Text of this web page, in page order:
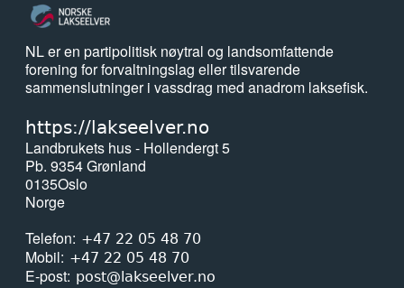
NL er en partipolitisk nøytral og landsomfattende
forening for forvaltningslag eller tilsvarende
sammenslutninger i vassdrag med anadrom laksefisk.
https://lakseelver.no
Landbrukets hus - Hollendergt 5
Pb. 9354 Grønland
0135Oslo
Norge
Telefon
+47 22 05 48 70
Mobil +47 22 05 48 70
E-post post@lakseelver.no